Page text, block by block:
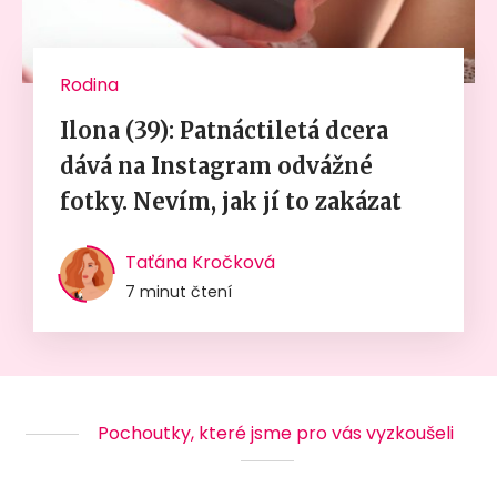
Rodina
Ilona (39): Patnáctiletá dcera
dává na Instagram odvážné
fotky. Nevím, jak jí to zakázat
Taťána Kročková
7 minut čtení
Pochoutky, které jsme pro vás vyzkoušeli